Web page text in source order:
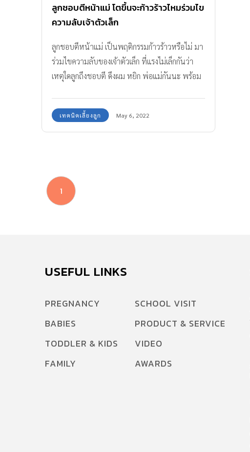
ลูกชอบตีหน้าแม่ โตขึ้นจะก้าวร้าวไหมร่วมไข
ความลับเจ้าตัวเล็ก
ลูกชอบตีหน้าแม่ เป็นพฤติกรรมก้าวร้าวหรือไม่ มา
ร่วมไขความลับของเจ้าตัวเล็ก ที่แรงไม่เล็กกันว่า
เหตุใดลูกถึงชอบตี ดึงผม หยิก พ่อแม่กันนะ พร้อม
เทคนิคเลี้ยงลูก May 6, 2022
1
USEFUL LINKS
PREGNANCY
BABIES
TODDLER & KIDS
FAMILY
SCHOOL VISIT
PRODUCT & SERVICE
VIDEO
AWARDS